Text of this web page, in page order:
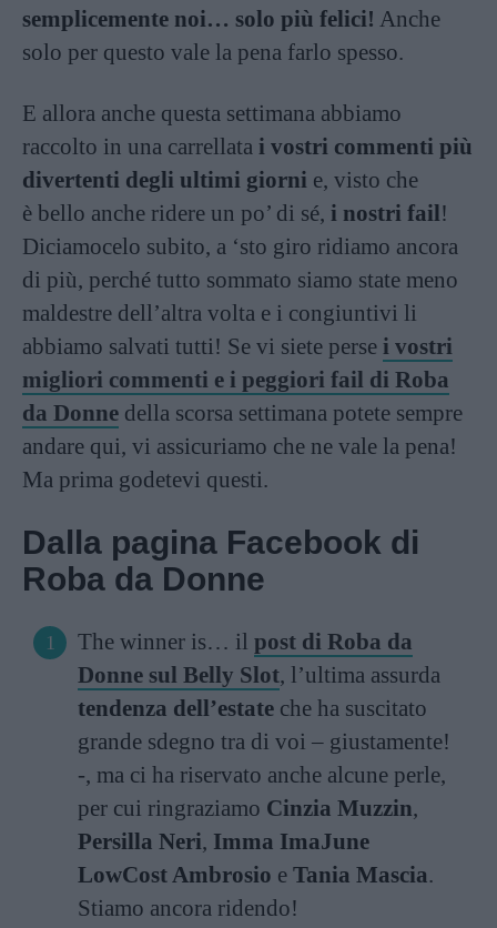
semplicemente noi… solo più felici! Anche
solo per questo vale la pena farlo spesso.
E allora anche questa settimana abbiamo
raccolto in una carrellata i vostri commenti più
divertenti degli ultimi giorni e, visto che
è bello anche ridere un po’ di sé, i nostri fail!
Diciamocelo subito, a ‘sto giro ridiamo ancora
di più, perché tutto sommato siamo state meno
maldestre dell’altra volta e i congiuntivi li
abbiamo salvati tutti! Se vi siete perse i vostri
migliori commenti e i peggiori fail di Roba
da Donne della scorsa settimana potete sempre
andare qui, vi assicuriamo che ne vale la pena!
Ma prima godetevi questi.
Dalla pagina Facebook di
Roba da Donne
The winner is… il post di Roba da
Donne sul Belly Slot, l’ultima assurda
tendenza dell’estate che ha suscitato
grande sdegno tra di voi – giustamente!
-, ma ci ha riservato anche alcune perle,
per cui ringraziamo Cinzia Muzzin,
Persilla Neri, Imma ImaJune
LowCost Ambrosio e Tania Mascia.
Stiamo ancora ridendo!